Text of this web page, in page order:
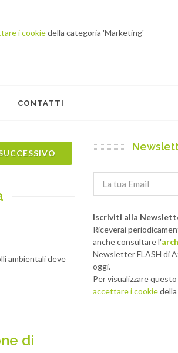
i cookiedella categoria 'Marketing'
CONTATTI
ambientali deve
di
Iscriviti alla
Riceverai
anche consultare l'
Newsletter FLASH di
oggi.
Per visualizzare
accettare i cookie